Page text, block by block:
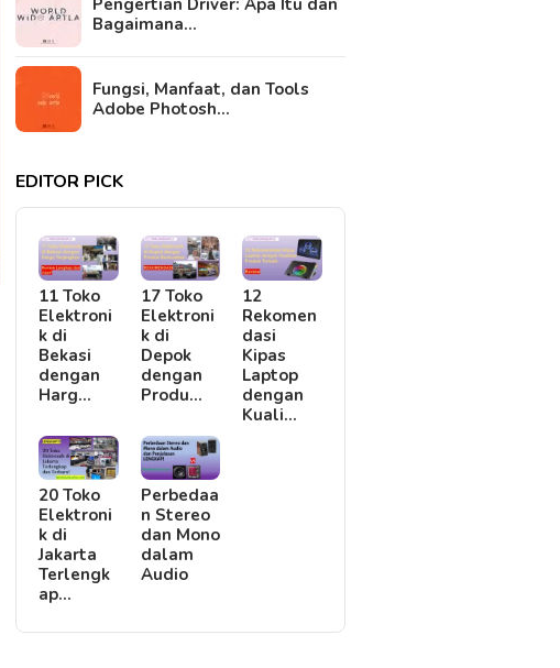
Pengertian Driver: Apa Itu dan
Bagaimana…
Fungsi, Manfaat, dan Tools
Adobe Photosh…
EDITOR PICK
11 Toko
Elektroni
k di
Bekasi
dengan
Harg…
17 Toko
Elektroni
k di
Depok
dengan
Produ…
12
Rekomen
dasi
Kipas
Laptop
dengan
Kuali…
20 Toko
Elektroni
k di
Jakarta
Terlengk
ap…
Perbedaa
n Stereo
dan Mono
dalam
Audio